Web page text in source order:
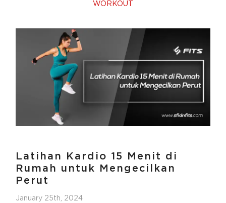
WORKOUT
Latihan Kardio 15 Menit di
Rumah untuk Mengecilkan
Perut
January 25th, 2024